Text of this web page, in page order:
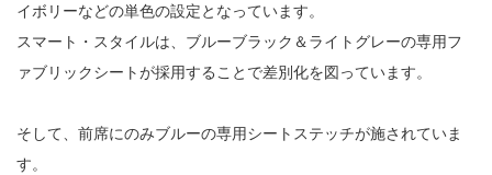
イボリーなどの単色の設定となっています。
スマート・スタイルは、ブルーブラック＆ライトグレーの専用フ
ァブリックシートが採用することで差別化を図っています。
そして、前席にのみブルーの専用シートステッチが施されていま
す。